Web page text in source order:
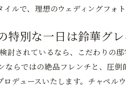
ルで、理想のウェディングフォ
特別な一日は鈴華グ
討されているなら、こだわりの
ならではの絶品フレンチと、圧
ロデュースいたします。チャペル